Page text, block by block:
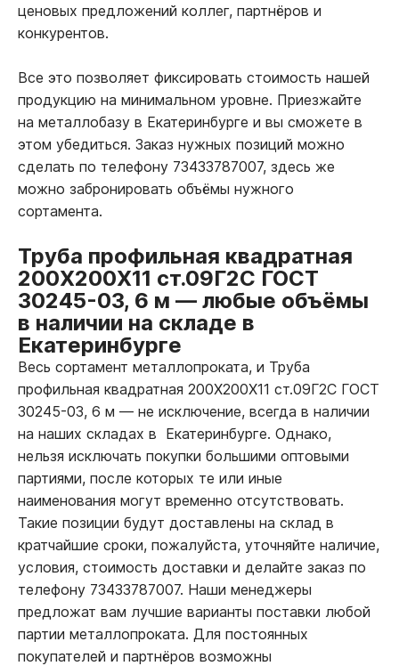
ценовых предложений коллег, партнёров и
конкурентов.
Все это позволяет фиксировать стоимость нашей
продукцию на минимальном уровне. Приезжайте
на металлобазу в Екатеринбурге и вы сможете в
этом убедиться. Заказ нужных позиций можно
сделать по телефону 73433787007, здесь же
можно забронировать объёмы нужного
сортамента.
Труба профильная квадратная
200Х200Х11 ст.09Г2С ГОСТ
30245-03, 6 м — любые объёмы
в наличии на складе в
Екатеринбурге
Весь сортамент металлопроката, и Труба
профильная квадратная 200Х200Х11 ст.09Г2С ГОСТ
30245-03, 6 м — не исключение, всегда в наличии
на наших складах в Екатеринбурге. Однако,
нельзя исключать покупки большими оптовыми
партиями, после которых те или иные
наименования могут временно отсутствовать.
Такие позиции будут доставлены на склад в
кратчайшие сроки, пожалуйста, уточняйте наличие,
условия, стоимость доставки и делайте заказ по
телефону 73433787007. Наши менеджеры
предложат вам лучшие варианты поставки любой
партии металлопроката. Для постоянных
покупателей и партнёров возможны